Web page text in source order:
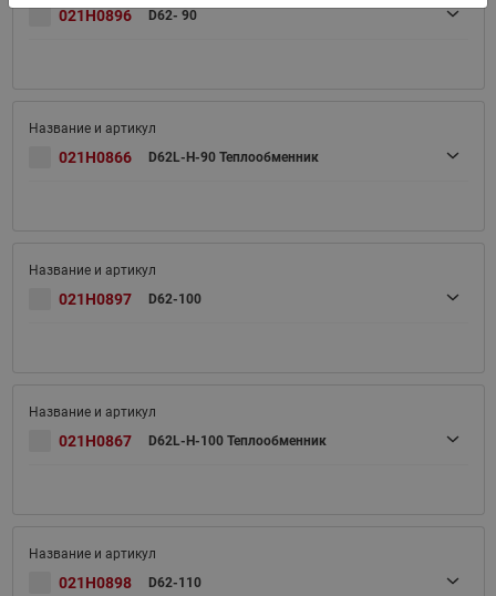
021H0896 D62- 90
021H0866 D62L-H-90 Теплообменник
021H0897 D62-100
021H0867 D62L-H-100 Теплообменник
021H0898 D62-110